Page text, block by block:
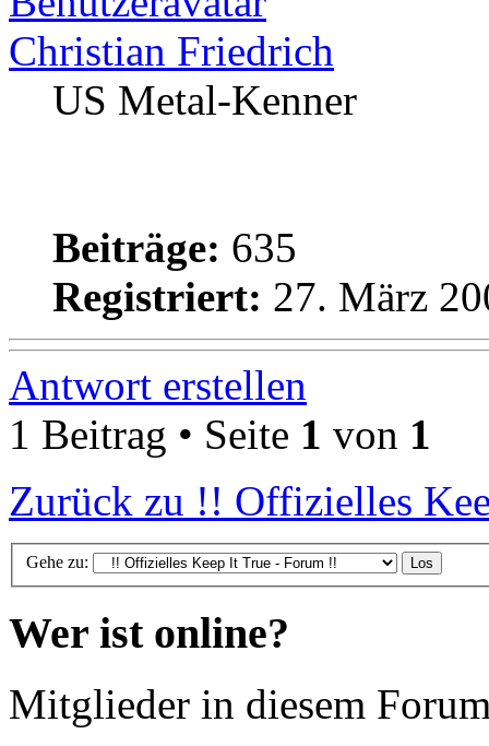
Christian Friedrich
US Metal-Kenner
Beiträge: 635
Registriert: 27. März
Antwort erstellen
1 Beitrag • Seite 1 von 1
Zurück zu !! Offizielles
Gehe zu:
Wer ist online?
Mitglieder in diesem